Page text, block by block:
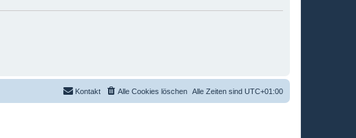
Alle Zeiten sind UTC+01:00
Alle Cookies löschen
Kontakt